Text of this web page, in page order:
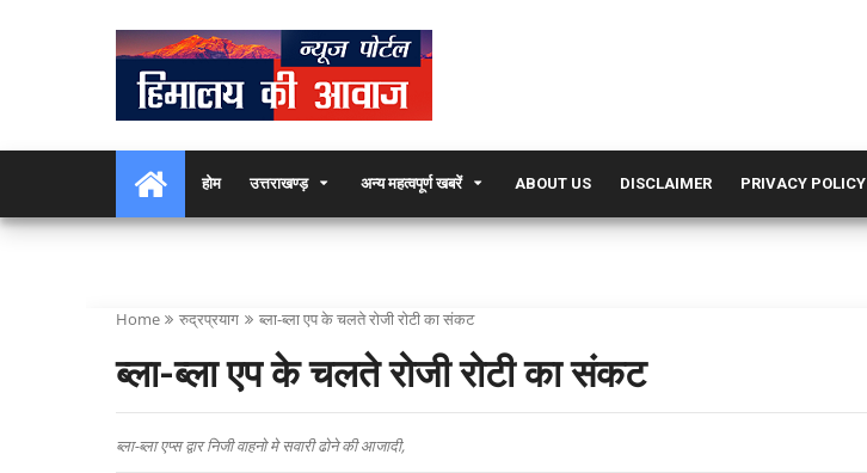
होम उत्तराखण्ड़ अन्य महत्वपूर्ण खबरें ABOUT US DISCLAIMER PRIVACY POLICY
Home रुद्रप्रयाग ब्ला-ब्ला एप के चलते रोजी रोटी का संकट
ब्ला-ब्ला एप के चलते रोजी रोटी का संकट
ब्ला-ब्ला एप्स द्वार निजी वाहनो मे सवारी ढोने की आजादी,